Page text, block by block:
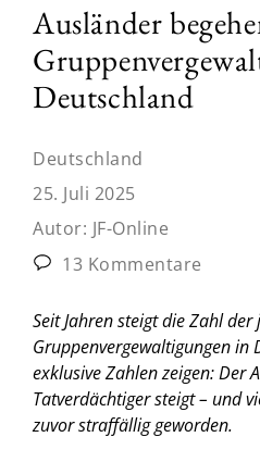
Ausländer
Deutschland
Deutschland
25. Juli 2025
Autor: JF-Online
13 Kommentare
Seit Jahren steigt die Zahl
Gruppenvergewaltigungen in
exklusive Zahlen zeigen: Der
Tatverdächtiger steigt – und
zuvor straffällig geworden.